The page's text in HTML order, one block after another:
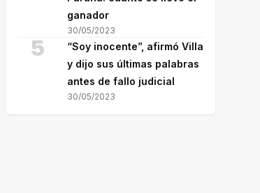
ganador
30/05/2023
5
“Soy inocente”, afirmó Villa
y dijo sus últimas palabras
antes de fallo judicial
30/05/2023